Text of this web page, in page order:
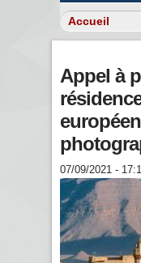
Appel à
07/09/2021 -